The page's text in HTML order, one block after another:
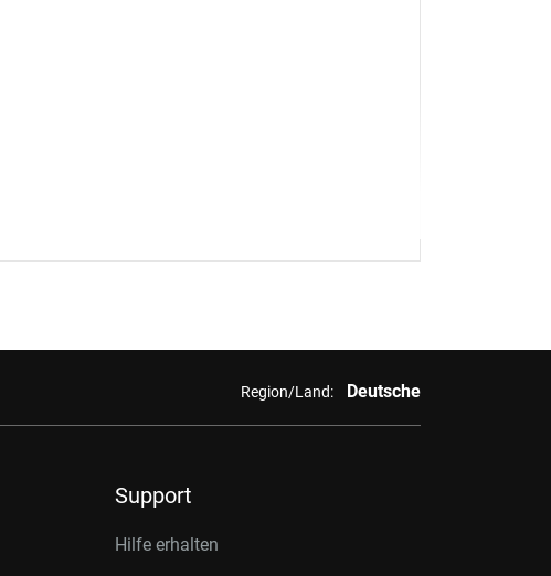
Region/Land: Deutsche
Support
Hilfe erhalten